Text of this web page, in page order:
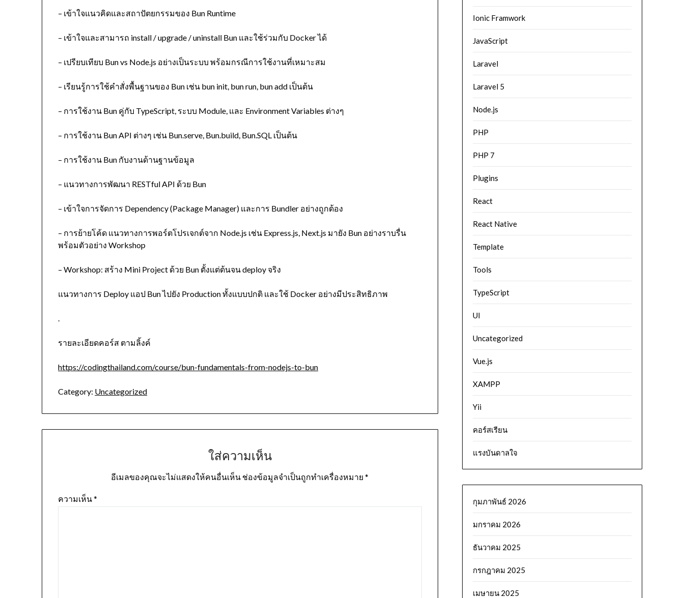
– เข้าใจแนวคิดและสถาปัตยกรรมของ Bun Runtime
– เข้าใจและสามารถ install / upgrade / uninstall Bun และใช้ร่วมกับ Docker ได้
– เปรียบเทียบ Bun vs Node.js อย่างเป็นระบบ พร้อมกรณีการใช้งานที่เหมาะสม
– เรียนรู้การใช้คำสั่งพื้นฐานของ Bun เช่น bun init, bun run, bun add เป็นต้น
– การใช้งาน Bun คู่กับ TypeScript, ระบบ Module, และ Environment Variables ต่างๆ
– การใช้งาน Bun API ต่างๆ เช่น Bun.serve, Bun.build, Bun.SQL เป็นต้น
– การใช้งาน Bun กับงานด้านฐานข้อมูล
– แนวทางการพัฒนา RESTful API ด้วย Bun
– เข้าใจการจัดการ Dependency (Package Manager) และการ Bundler อย่างถูกต้อง
– การย้ายโค้ด แนวทางการพอร์ตโปรเจกต์จาก Node.js เช่น Express.js, Next.js มายัง Bun อย่างราบรื่น
พร้อมตัวอย่าง Workshop
– Workshop: สร้าง Mini Project ด้วย Bun ตั้งแต่ต้นจน deploy จริง
แนวทางการ Deploy แอป Bun ไปยัง Production ทั้งแบบปกติ และใช้ Docker อย่างมีประสิทธิภาพ
.
รายละเอียดคอร์ส ตามลิ้งค์
https://codingthailand.com/course/bun-fundamentals-from-nodejs-to-bun
Category: Uncategorized
ใส่ความเห็น
อีเมลของคุณจะไม่แสดงให้คนอื่นเห็น ช่องข้อมูลจำเป็นถูกทำเครื่องหมาย*
ความเห็น*
Ionic Framwork
JavaScript
Laravel
Laravel 5
Node.js
PHP
PHP 7
Plugins
React
React Native
Template
Tools
TypeScript
UI
Uncategorized
Vue.js
XAMPP
Yii
คอร์สเรียน
แรงบันดาลใจ
กุมภาพันธ์ 2026
มกราคม 2026
ธันวาคม 2025
กรกฎาคม 2025
เมษายน 2025